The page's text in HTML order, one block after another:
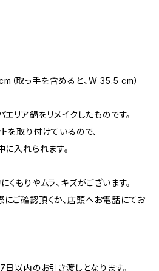
取っ手を含めると、W 35.5 cm）
リア鍋をリメイクしたものです。
を取り付けているので、
に入れられます。
もりやムラ、キズがございます。
ご確認頂くか、店頭へお電話にてお
以内のお引き渡しとなります。